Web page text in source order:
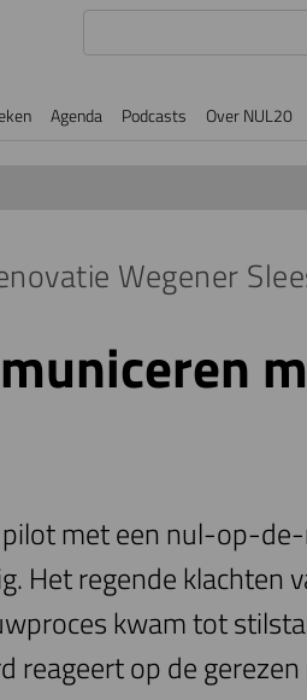
Agenda Podcasts Over NUL20
Wegener
met een nul-op-
Het regende klachten
kwam tot
reageert op de